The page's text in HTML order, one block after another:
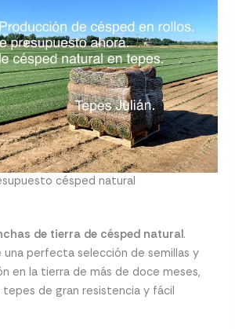
césped natural
de tierra de césped natural.
una perfecta selección de semillas y
en la tierra de más de doce meses,
tepes de gran resistencia y fácil